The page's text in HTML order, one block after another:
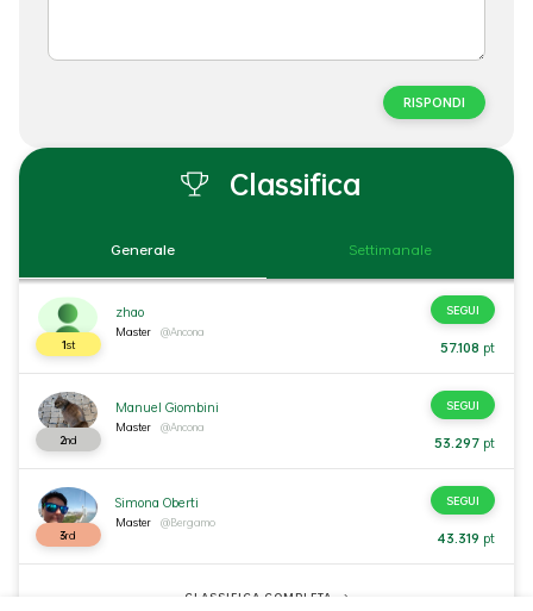
RISPONDI
Classifica
Generale Settimanale
1st
zhao
Master @Ancona
SEGUI
57.108 pt
2nd
Manuel Giombini
Master @Ancona
SEGUI
53.297 pt
3rd
Simona Oberti
Master @Bergamo
SEGUI
43.319 pt
CLASSIFICA COMPLETA